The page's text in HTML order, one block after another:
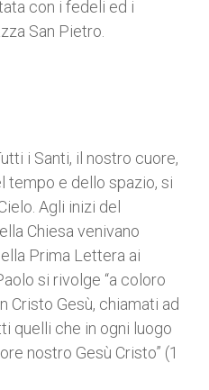
con i fedeli ed i
San Pietro.
i Santi, il nostro cuore,
tempo e dello spazio, si
Agli inizi del
Chiesa venivano
Prima Lettera ai
si rivolge “a coloro
Cristo Gesù, chiamati ad
quelli che in ogni luogo
nostro Gesù Cristo” (1